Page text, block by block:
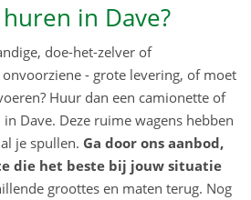
in Dave?
doe-het-zelver of
- grote levering, of moet
Huur dan een camionette of
Dave. Deze ruime wagens hebben
je spullen. Ga door ons aanbod,
die het beste bij jouw situatie
groottes en maten terug. Nog